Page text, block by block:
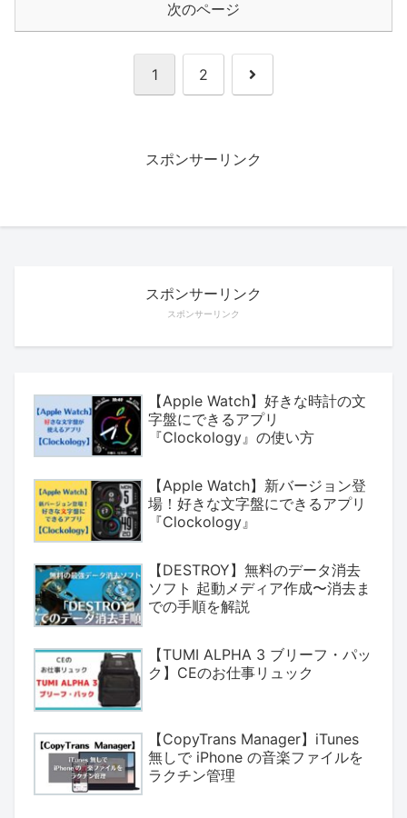
次のページ
1 2 次
スポンサーリンク
スポンサーリンク
スポンサーリンク
【Apple Watch】好きな時計の文
字盤にできるアプリ
『Clockology』の使い方
【Apple Watch】新バージョン登
場！好きな文字盤にできるアプリ
『Clockology』
【DESTROY】無料のデータ消去
ソフト 起動メディア作成〜消去ま
での手順を解説
【TUMI ALPHA 3 ブリーフ・パッ
ク】CEのお仕事リュック
【CopyTrans Manager】iTunes
無しで iPhone の音楽ファイルを
ラクチン管理